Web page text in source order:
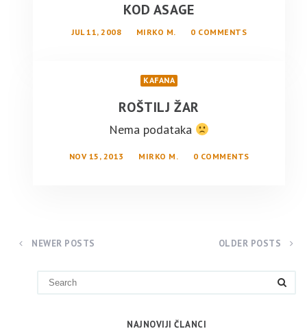
KOD ASAGE
JUL 11, 2008 MIRKO M. 0 COMMENTS
KAFANA
ROŠTILJ ŽAR
Nema podataka
NOV 15, 2013 MIRKO M. 0 COMMENTS
NEWER POSTS OLDER POSTS
NAJNOVIJI ČLANCI